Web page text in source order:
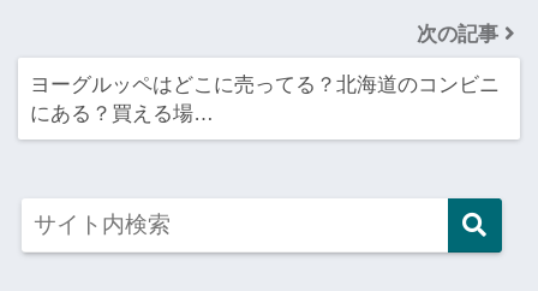
次の記事
ヨーグルッペはどこに売ってる？北海道のコンビニ
にある？買える場…